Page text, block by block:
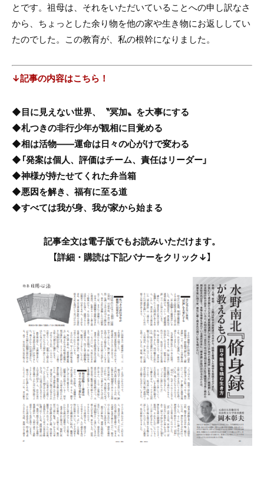
とです。祖母は、それをいただいていることへの申し訳なさ
から、ちょっとした余り物を他の家や生き物にお返ししてい
たのでした。この教育が、私の根幹になりました。
↓記事の内容はこちら！
◆目に見えない世界、〝冥加〟を大事にする
◆札つきの非行少年が観相に目覚める
◆相は活物――運命は日々の心がけで変わる
◆「発案は個人、評価はチーム、責任はリーダー」
◆神様が持たせてくれた弁当箱
◆悪因を解き、福有に至る道
◆すべては我が身、我が家から始まる
記事全文は電子版でもお読みいただけます。
【詳細・購読は下記バナーをクリック↓】